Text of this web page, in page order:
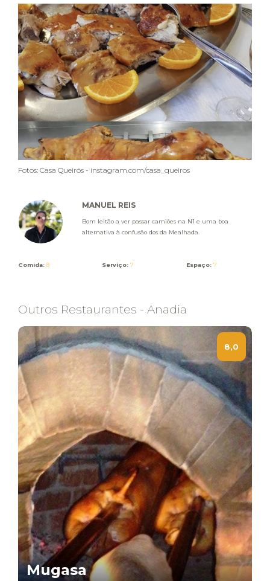
Fotos: Casa Queirós - instagram.com/casa_queiros
MANUEL REIS
Bom leitão a ver passar camiões na N1 e uma boa
alternativa à confusão dos da Mealhada.
Comida: 8 Serviço: 7 Espaço: 7
Outros Restaurantes - Anadia
8,0
Mugasa